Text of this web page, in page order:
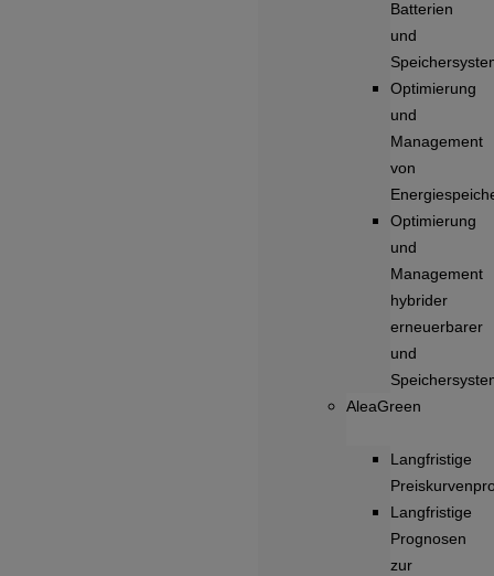
Batterien
und
Optimierung
und
Management
von
Optimierung
und
Management
hybrider
erneuerbarer
und
AleaGreen
Langfristige
Langfristige
Prognosen
zur